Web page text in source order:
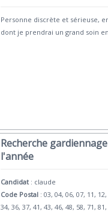
Personne discrète et sérieuse,
dont je prendrai un grand soin
Recherche
l'année
Candidat : claude
Code Postal : 03, 04, 06, 07, 11,
34, 36, 37, 41, 43, 46, 48, 58, 71,